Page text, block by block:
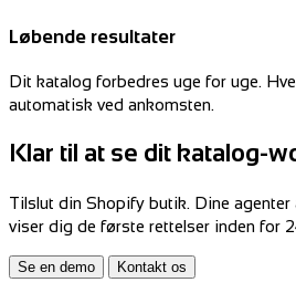
Løbende resultater
Dit katalog forbedres uge for uge.
automatisk ved ankomsten.
Klar til at se dit katalog-
Tilslut din Shopify butik. Dine
viser dig de første rettelser inden for
Se en demo Kontakt os